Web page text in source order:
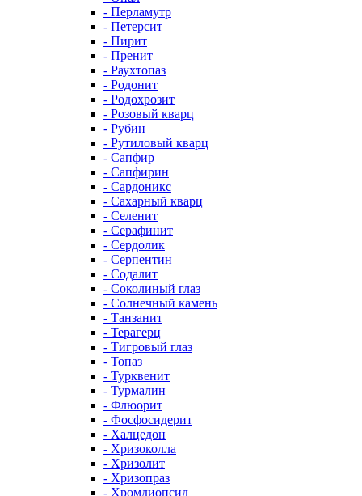
- Перламутр
- Петерсит
- Пирит
- Пренит
- Раухтопаз
- Родонит
- Родохрозит
- Розовый кварц
- Рубин
- Рутиловый кварц
- Сапфир
- Сапфирин
- Сардоникс
- Сахарный кварц
- Селенит
- Серафинит
- Сердолик
- Серпентин
- Содалит
- Соколиный глаз
- Солнечный камень
- Танзанит
- Терагерц
- Тигровый глаз
- Топаз
- Турквенит
- Турмалин
- Флюорит
- Фосфосидерит
- Халцедон
- Хризоколла
- Хризолит
- Хризопраз
- Хромдиопсид